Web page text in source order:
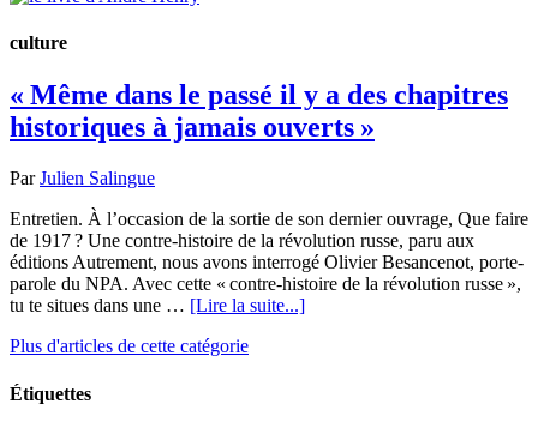
culture
« Même dans le passé il y a des chapitres
historiques à jamais ouverts »
ParJulien Salingue
Entretien. À l’occasion de la sortie de son dernier ouvrage, Que faire
de 1917 ? Une contre-histoire de la révolution russe, paru aux
éditions Autrement, nous avons interrogé Olivier Besancenot, porte-
parole du NPA. Avec cette « contre-histoire de la révolution russe »,
tu te situes dans une … [Lire la suite...]
Plus d'articles de cette catégorie
Étiquettes